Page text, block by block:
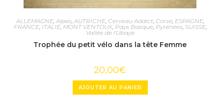
ALLEMAGNE, Alpes AUTRICHE, Cerveau Addict, Corse, ESPAGNE,
FRANCE, ITALIE, MONT VENTOUX, Pays Basque, Pyrénées SUISSE,
Vallée de l'Ubaye
Trophée du petit vélo dans la tête Femme
20,00€
AJOUTER AU PANIER